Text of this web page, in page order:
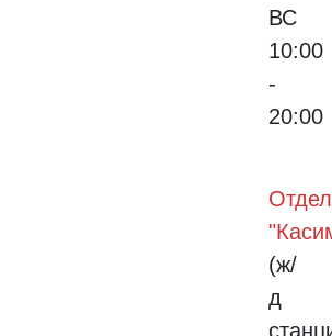
ВС
10:00
-
20:00
(ж/
д